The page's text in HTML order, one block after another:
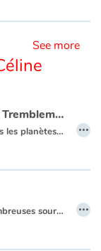
See more
Mini-Secousses et Grands Tremblements: Séisme
La Terre est la seule parmi toutes les planètes connues à trembler ! Quel étrange phénomène entraîne donc ces fameux séismes ? Comment les mesure-t-on ? Peut-on les éviter ? Autant de questions que les enfants (et les grands) se posent !
…
Notre planète nous offre de nombreuses sources d’énergies : les énergies fossiles en quantité limitée et très polluantes, et les énergies renouvelables et plus propres ! En quoi les énergies fossiles sont-elles polluantes et néfastes pour le futur de la planète ? Comment les hommes utilisent la lumière du Soleil, la force du vent ou des vagues pour créer de l’énergie ? En expliquant clairement et simplement les différents phénomènes naturels, les techniques utilisées et leurs impacts, cet album permet de mieux comprendre la transition énergétique et ses enjeux ! …